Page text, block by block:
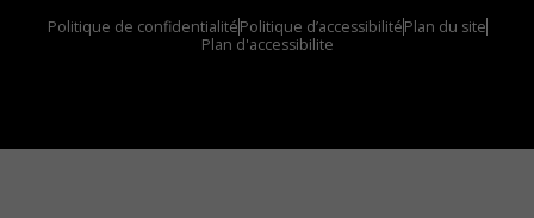
Politique de confidentialitéPolitique d’accessibilitéPlan du site
Plan d'accessibilite